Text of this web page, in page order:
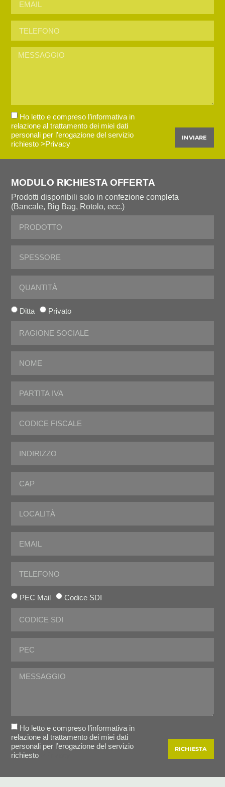
Ho letto e compreso l’informativa in
relazione al trattamento dei miei dati
personali per l’erogazione del servizio
richiesto>Privacy
INVIARE
MODULO RICHIESTA OFFERTA
Prodotti disponibili solo in confezione completa
(Bancale, Big Bag, Rotolo, ecc.)
Ditta Privato
PEC Mail Codice SDI
Ho letto e compreso l’informativa in
relazione al trattamento dei miei dati
personali per l’erogazione del servizio
richiesto
RICHIESTA